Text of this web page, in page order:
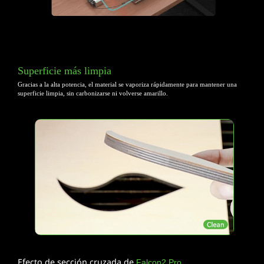
Superficie más limpia
Gracias a la alta potencia, el material se vaporiza rápidamente para mantener una
superficie limpia, sin carbonizarse ni volverse amarillo.
Falcon2 Pro